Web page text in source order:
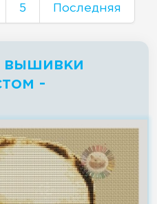
5 Последняя
вышивки
-